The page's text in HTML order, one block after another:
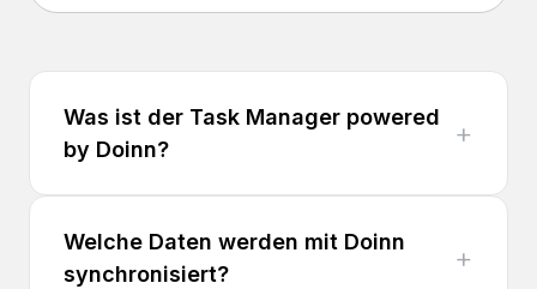
Was ist der Task Manager powered
by Doinn?
Welche Daten werden mit Doinn
synchronisiert?